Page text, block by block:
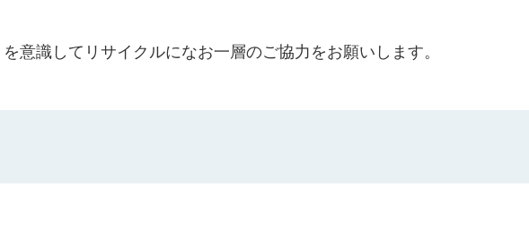
を意識してリサイクルになお一層のご協力をお願いします。